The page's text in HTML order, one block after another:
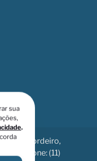
- Vila Cordeiro,
| Telefone: (11)
sua
.